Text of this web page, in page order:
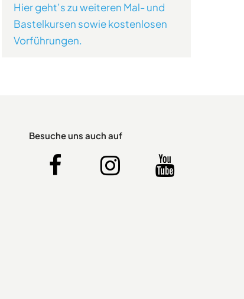
Hier geht’s zu weiteren Mal- und
Bastelkursen sowie kostenlosen
Vorführungen.
Besuche uns auch auf